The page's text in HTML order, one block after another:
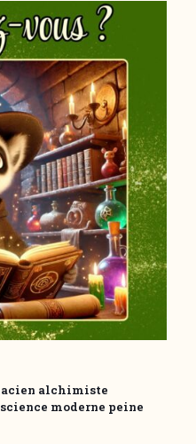
alchimiste
moderne peine